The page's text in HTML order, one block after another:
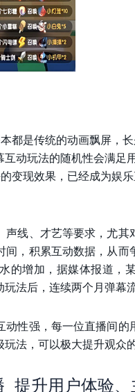
本都是传统的动画飘屏，
动玩法的随机性会满足
变现效果，已经成为娱
声线、才艺等要求，尤
，积累互动数据，从
的增加，据媒体报道，
法后，连续两个月弹幕
动性强，每一位直播间的
法，可以极大提升观众
提升用户体验、